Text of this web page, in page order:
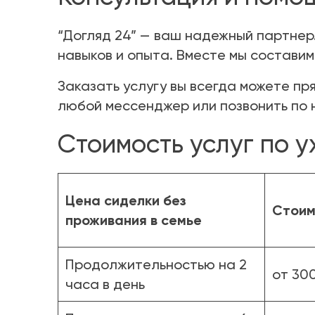
“Догляд 24” — ваш надежный
навыков и опыта. Вместе мы
Заказать услугу вы всегда можете
любой мессенджер или позвонить по
Стоимость услуг по
Цена сиделки без
проживания в семье
Продолжительностью на 2
часа в день
от